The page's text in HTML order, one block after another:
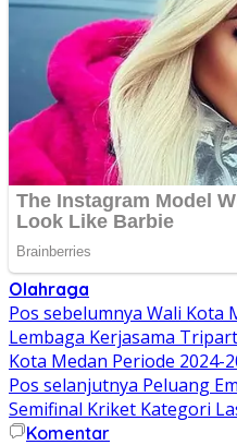
Olahraga
Navigasi
pos
Pos sebelumnya Wali Kota
Lembaga Kerjasama
Kota Medan Periode 2024-
Pos selanjutnya Peluang
Semifinal Kriket Kategori
Komentar